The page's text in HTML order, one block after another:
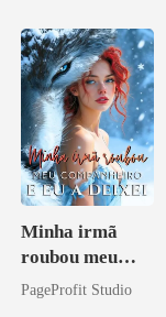
Arrependiment
o
Minha irmã
roubou meu
companheiro e
PageProfit Studio